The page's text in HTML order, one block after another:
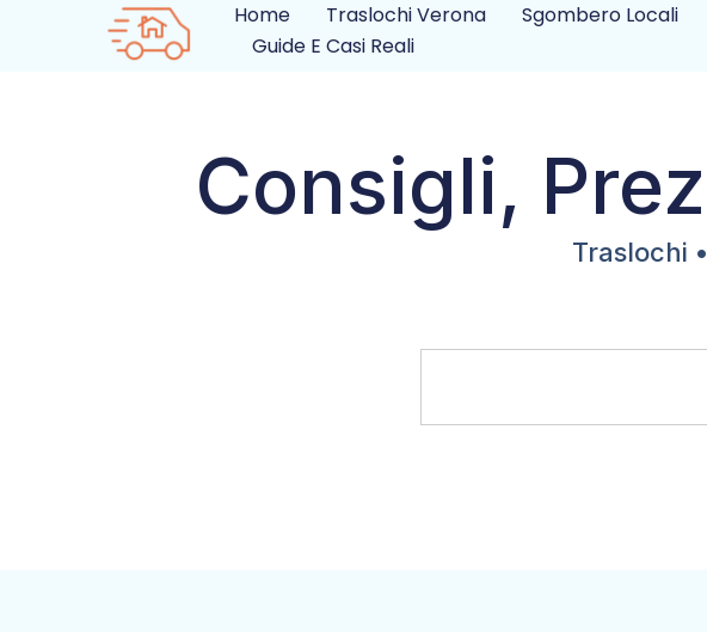
Home Traslochi Verona Sgombero Locali
Guide E Casi Reali
Consigli,
Traslochi